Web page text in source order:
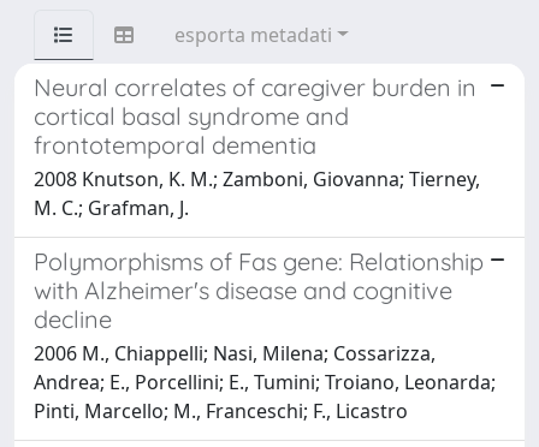
esporta metadati
Neural correlates of caregiver burden in
cortical basal syndrome and
frontotemporal dementia
2008 Knutson, K. M.; Zamboni, Giovanna; Tierney,
M. C.; Grafman, J.
Polymorphisms of Fas gene: Relationship
with Alzheimer's disease and cognitive
decline
2006 M., Chiappelli; Nasi, Milena; Cossarizza,
Andrea; E., Porcellini; E., Tumini; Troiano, Leonarda;
Pinti, Marcello; M., Franceschi; F., Licastro